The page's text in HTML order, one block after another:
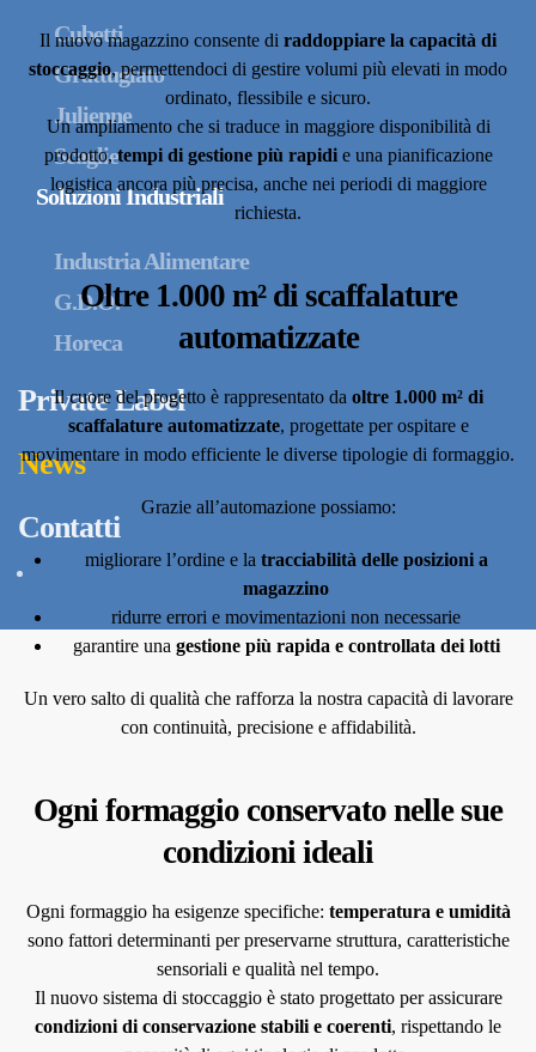
Cubetti
Grattugiato
Julienne
Scaglie
Soluzioni Industriali
Industria Alimentare
G.D.O.
Horeca
Private Label
News
Contatti
Il nuovo magazzino consente di raddoppiare la capacità di
stoccaggio, permettendoci di gestire volumi più elevati in modo
ordinato, flessibile e sicuro.
Un ampliamento che si traduce in maggiore disponibilità di
prodotto,tempi di gestione più rapidie una pianificazione
logistica ancora più precisa, anche nei periodi di maggiore
richiesta.
Oltre 1.000 m² di scaffalature
automatizzate
Il cuore del progetto è rappresentato da oltre 1.000 m² di
scaffalature automatizzate, progettate per ospitare e
movimentare in modo efficiente le diverse tipologie di formaggio.
Grazie all’automazione possiamo:
migliorare l’ordine e la tracciabilità delle posizioni a
magazzino
ridurre errori e movimentazioni non necessarie
garantire una gestione più rapida e controllata dei lotti
Un vero salto di qualità che rafforza la nostra capacità di lavorare
con continuità, precisione e affidabilità.
Ogni formaggio conservato nelle sue
condizioni ideali
Ogni formaggio ha esigenze specifiche: temperatura e umidità
sono fattori determinanti per preservarne struttura, caratteristiche
sensoriali e qualità nel tempo.
Il nuovo sistema di stoccaggio è stato progettato per assicurare
condizioni di conservazione stabili e coerenti, rispettando le